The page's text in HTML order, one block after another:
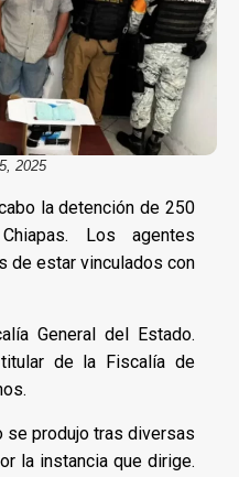
2025
la detención de 250
Los agentes
de estar vinculados con
General del Estado.
de la Fiscalía de
se produjo tras diversas
la instancia que dirige.